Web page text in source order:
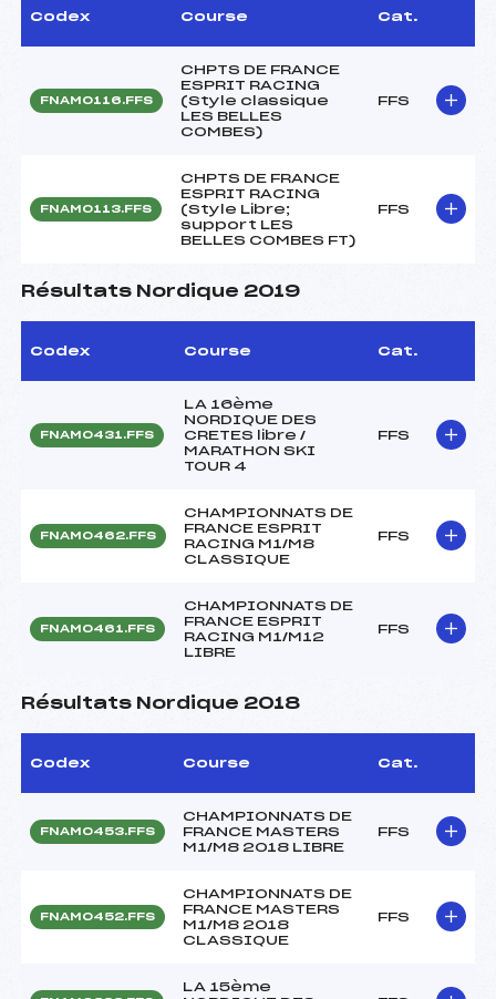
Codex Course Cat.
FNAM0116.FFS
CHPTS DE FRANCE
ESPRIT RACING
(Style classique
LES BELLES
COMBES)
FFS
FNAM0113.FFS
CHPTS DE FRANCE
ESPRIT RACING
(Style Libre;
support LES
BELLES COMBES FT)
FFS
Résultats Nordique 2019
Codex Course Cat.
FNAM0431.FFS
LA 16ème
NORDIQUE DES
CRETES libre /
MARATHON SKI
TOUR 4
FFS
FNAM0462.FFS
CHAMPIONNATS DE
FRANCE ESPRIT
RACING M1/M8
CLASSIQUE
FFS
FNAM0461.FFS
CHAMPIONNATS DE
FRANCE ESPRIT
RACING M1/M12
LIBRE
FFS
Résultats Nordique 2018
Codex Course Cat.
FNAM0453.FFS
CHAMPIONNATS DE
FRANCE MASTERS
M1/M8 2018 LIBRE
FFS
FNAM0452.FFS
CHAMPIONNATS DE
FRANCE MASTERS
M1/M8 2018
CLASSIQUE
FFS
LA 15ème